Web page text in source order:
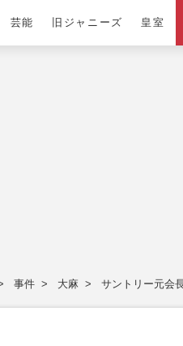
芸能 旧ジャニーズ 皇室
事件 大麻 サントリー元会